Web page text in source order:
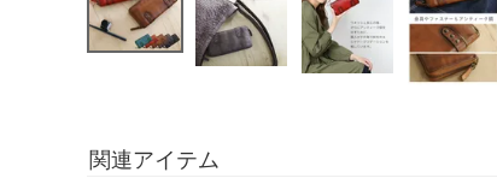
関連アイテム